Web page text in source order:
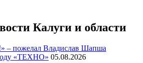
Калуги и области
– пожелал Владислав Шапша
«ТЕХНО» 05.08.2026